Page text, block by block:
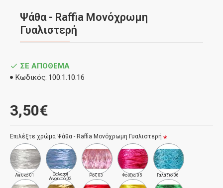
Ψάθα - Raffia Μονόχρωμη
Γυαλιστερή
3,50€
ΣΕ ΑΠΌΘΕΜΑ
Κωδικός: 100.1.10.16
Επιλέξτε χρώμα Ψάθα - Raffia Μονόχρωμη Γυαλιστερή
Λευκό 01
Θαλασσί
Ανοιχτό 02
Ροζ 03 Φούξια 05 Γαλάζιο 06